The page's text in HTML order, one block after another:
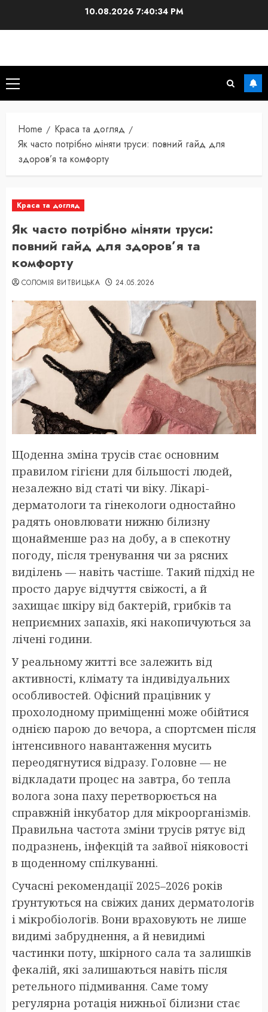
10.08.2026 7:40:34 PM
Primary
Menu
Home
Краса та догляд
Як часто потрібно міняти труси: повний гайд для
здоров’я та комфорту
Краса та догляд
Як часто потрібно міняти труси:
повний гайд для здоров’я та
комфорту
СОЛОМІЯ ВИТВИЦЬКА 24.05.2026
Щоденна зміна трусів стає основним
правилом гігієни для більшості людей,
незалежно від статі чи віку. Лікарі-
дерматологи та гінекологи одностайно
радять оновлювати нижню білизну
щонайменше раз на добу, а в спекотну
погоду, після тренування чи за рясних
виділень — навіть частіше. Такий підхід не
просто дарує відчуття свіжості, а й
захищає шкіру від бактерій, грибків та
неприємних запахів, які накопичуються за
лічені години.
У реальному житті все залежить від
активності, клімату та індивідуальних
особливостей. Офісний працівник у
прохолодному приміщенні може обійтися
однією парою до вечора, а спортсмен після
інтенсивного навантаження мусить
переодягнутися відразу. Головне — не
відкладати процес на завтра, бо тепла
волога зона паху перетворюється на
справжній інкубатор для мікроорганізмів.
Правильна частота зміни трусів рятує від
подразнень, інфекцій та зайвої ніяковості
в щоденному спілкуванні.
Сучасні рекомендації 2025–2026 років
ґрунтуються на свіжих даних дерматологів
і мікробіологів. Вони враховують не лише
видимі забруднення, а й невидимі
частинки поту, шкірного сала та залишків
фекалій, які залишаються навіть після
ретельного підмивання. Саме тому
регулярна ротація нижньої білизни стає